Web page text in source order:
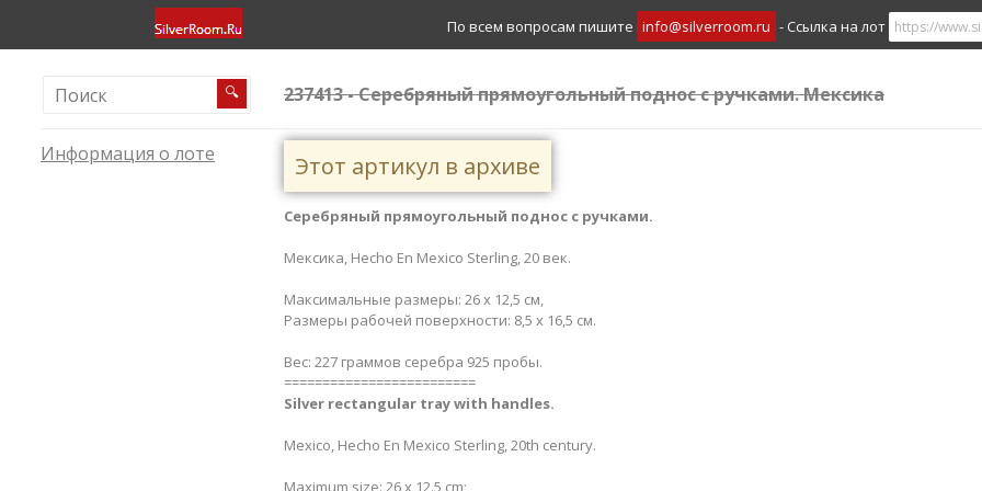
По всем вопросам пишите info@silverroom.ru - Ссылка на лот
🔍 237413 - Серебряный прямоугольный поднос с ручками. Мексика
Информация о лоте Этот артикул в архиве
Серебряный прямоугольный поднос с ручками.
Мексика, Hecho En Mexico Sterling, 20 век.
Максимальные размеры: 26 х 12,5 см,
Размеры рабочей поверхности: 8,5 х 16,5 см.
Вес: 227 граммов серебра 925 пробы.
=========================
Silver rectangular tray with handles​.
Mexico, Hecho En Mexico Sterling, 20th century.
Maximum size: 26 x 12.5 cm;